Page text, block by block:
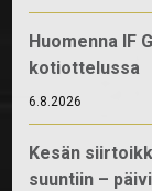
Huomenna IF
kotiottelussa
6.8.2026
Kesän
suuntiin –